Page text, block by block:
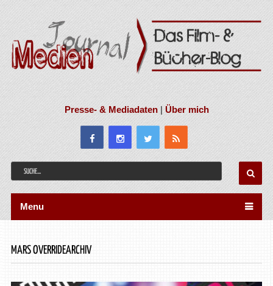
Presse- & Mediadaten|Über mich
Menu
MARS OVERRIDEARCHIV